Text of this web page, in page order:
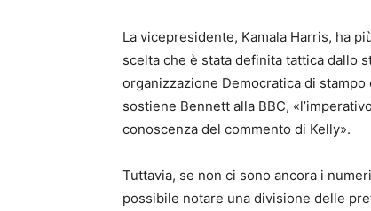
La vicepresidente, Kamala Harris, ha
scelta che è stata definita tattica dallo
organizzazione Democratica di
sostiene Bennett alla BBC,
conoscenza del commento di Kelly».
Tuttavia, se non ci sono ancora i
possibile notare una divisione delle